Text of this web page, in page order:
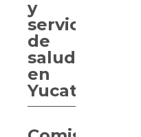
y
servicios
de
salud
en
Yucatán